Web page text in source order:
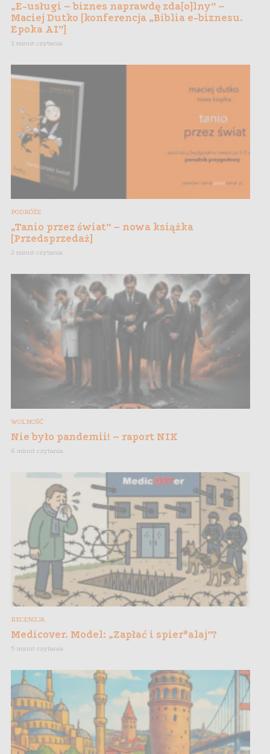
„E-usługi – biznes naprawdę zda[o]lny” –
Maciej Dutko [konferencja „Biblia e-biznesu.
Epoka AI”]
1 minut czytania
PODRÓŻE
„Tanio przez świat” – nowa książka
[Przedsprzedaż]
2 minut czytania
WOLNOŚĆ
Nie było pandemii! – raport NIK
6 minut czytania
RECENZJA
Medicover. Model: „Zapłać i spier*alaj”?
5 minut czytania